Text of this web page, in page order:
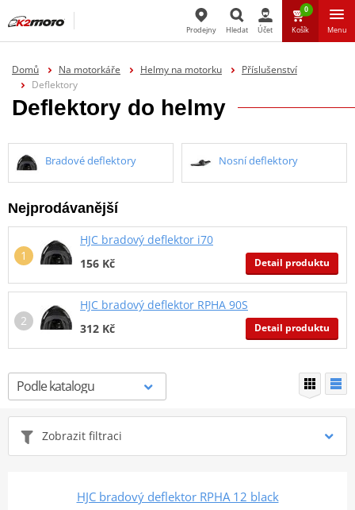
Hledat
Prodejny Hledat Účet
0
Košík Menu
Domů Na motorkáře Helmy na motorku
Příslušenství
Deflektory
Deflektory do helmy
Bradové deflektory Nosní deflektory
Nejprodávanější
HJC bradový deflektor i70
156 Kč
Detail produktu
HJC bradový deflektor RPHA 90S
312 Kč
Detail produktu
Zobrazit filtraci
HJC bradový deflektor RPHA 12 black